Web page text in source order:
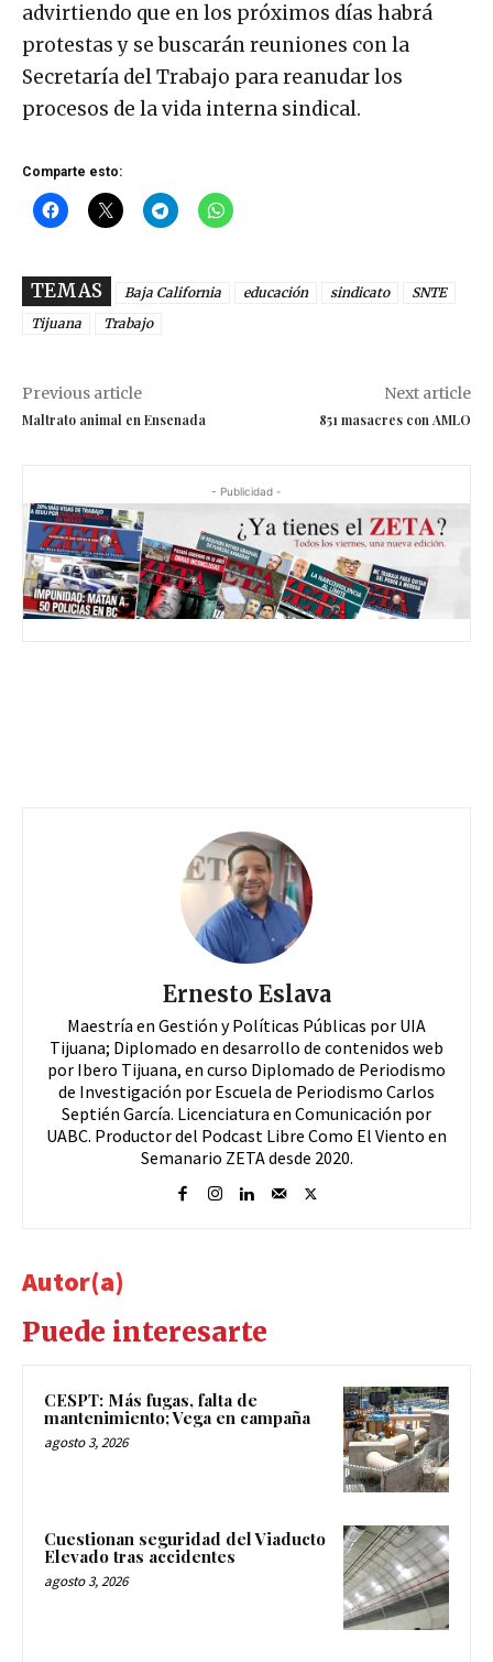
advirtiendo que en los próximos días habrá
protestas y se buscarán reuniones con la
Secretaría del Trabajo para reanudar los
procesos de la vida interna sindical.
Comparte esto:
TEMAS Baja California educación sindicato
SNTE
Tijuana
Trabajo
Previous article
Maltrato animal en Ensenada
Next article
851 masacres con AMLO
- Publicidad -
Ernesto Eslava
Maestría en Gestión y Políticas Públicas por UIA
Tijuana; Diplomado en desarrollo de contenidos web
por Ibero Tijuana, en curso Diplomado de Periodismo
de Investigación por Escuela de Periodismo Carlos
Septién García. Licenciatura en Comunicación por
UABC. Productor del Podcast Libre Como El Viento en
Semanario ZETA desde 2020.
Autor(a)
Puede interesarte
CESPT: Más fugas, falta de
mantenimiento; Vega en campaña
agosto 3, 2026
Cuestionan seguridad del Viaducto
Elevado tras accidentes
agosto 3, 2026